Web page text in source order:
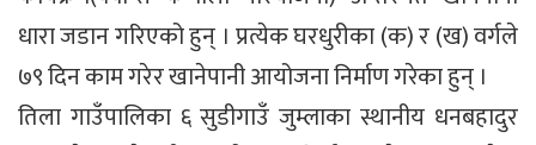
धारा जडान गरिएको हुन् । प्रत्येक घरधुरीका (क) र (ख) वर्गले
७९ दिन काम गरेर खानेपानी आयोजना निर्माण गरेका हुन् ।
तिला गाउँपालिका ६ सुडीगाउँ जुम्लाका स्थानीय धनबहादुर